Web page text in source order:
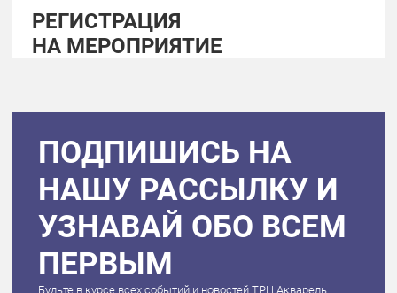
РЕГИСТРАЦИЯ
НА МЕРОПРИЯТИЕ
ПОДПИШИСЬ НА
НАШУ РАССЫЛКУ И
УЗНАВАЙ ОБО ВСЕМ
ПЕРВЫМ
Будьте в курсе всех событий и новостей ТРЦ Акварель